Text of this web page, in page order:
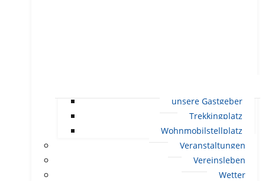
unsere Gastgeber
Trekkingplatz
Wohnmobilstellplatz
Veranstaltungen
Vereinsleben
Wetter